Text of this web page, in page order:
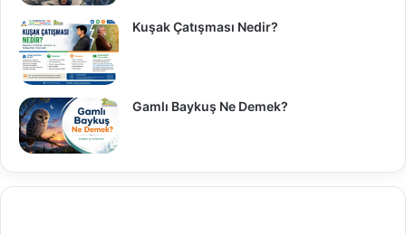
Kuşak Çatışması Nedir?
Gamlı Baykuş Ne Demek?